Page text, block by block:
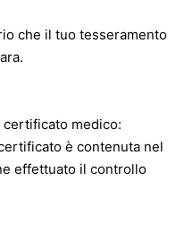
che il tuo tesseramento
certificato medico:
è contenuta nel
effettuato il controllo